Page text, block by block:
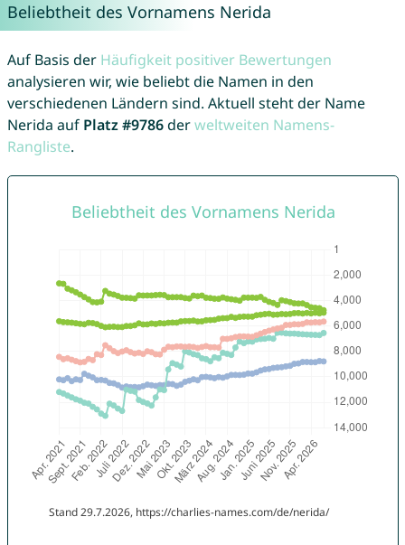
Beliebtheit des Vornamens Nerida
Auf Basis der Häufigkeit positiver Bewertungen
analysieren wir, wie beliebt die Namen in den
verschiedenen Ländern sind. Aktuell steht der Name
Nerida auf Platz #9786derweltweiten Namens-
Rangliste.